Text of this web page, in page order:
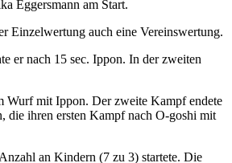
Eggersmann am Start.
Einzelwertung auch eine Vereinswertung.
er nach 15 sec. Ippon. In der zweiten
Wurf mit Ippon. Der zweite Kampf endete
die ihren ersten Kampf nach O-goshi mit
an Kindern (7 zu 3) startete. Die